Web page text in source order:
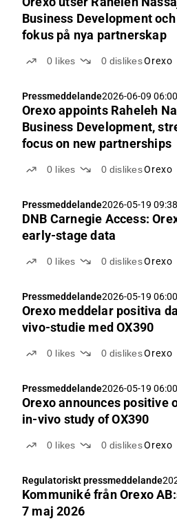
Business Development
fokus på nya partnerskap
0 likes 0 dislikesOrexo
Pressmeddelande2026-06-09 06:00
Orexo appoints Raheleh
Business Development,
focus on new partnerships
0 likes 0 dislikesOrexo
Pressmeddelande2026-05-19 09:38
DNB Carnegie Access:
early-stage data
0 likes 0 dislikesOrexo
Pressmeddelande2026-05-19 06:00
Orexo meddelar positiva
vivo-studie med OX390
0 likes 0 dislikesOrexo
Pressmeddelande2026-05-19 06:00
Orexo announces positive
in-vivo study of OX390
0 likes 0 dislikesOrexo
Regulatoriskt pressmeddelande
Kommuniké från Orexo
7 maj 2026